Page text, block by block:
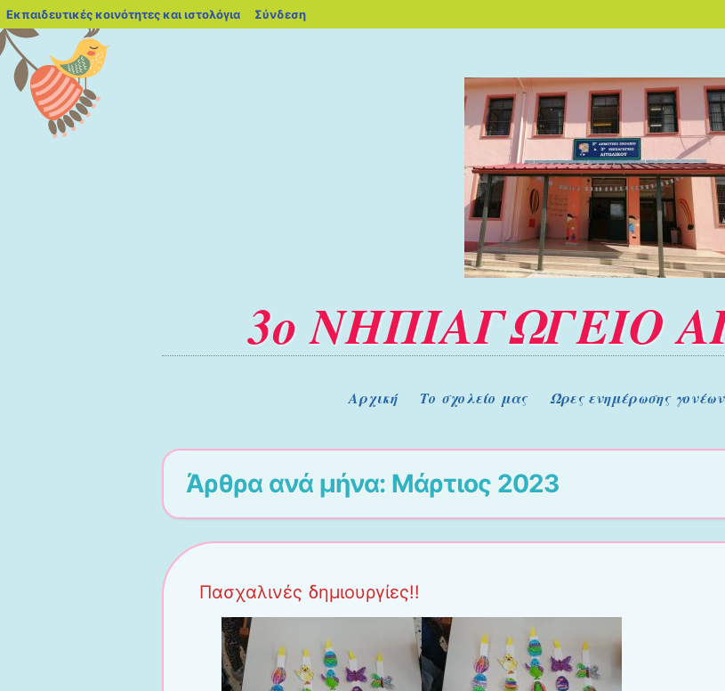
3ο ΝΗΠΙΑΓΩΓΕΙΟ
Μετάβαση στο περιεχόμενοΑρχική Το σχολείο μας Ώρες ενημέρωσης γονέων
Άρθρα ανά μήνα: Μάρτιος 2023
Πασχαλινές δημιουργίες!!
Εκπαιδευτικές κοινότητες και ιστολόγια blogs.sch.gr
Σύνδεση